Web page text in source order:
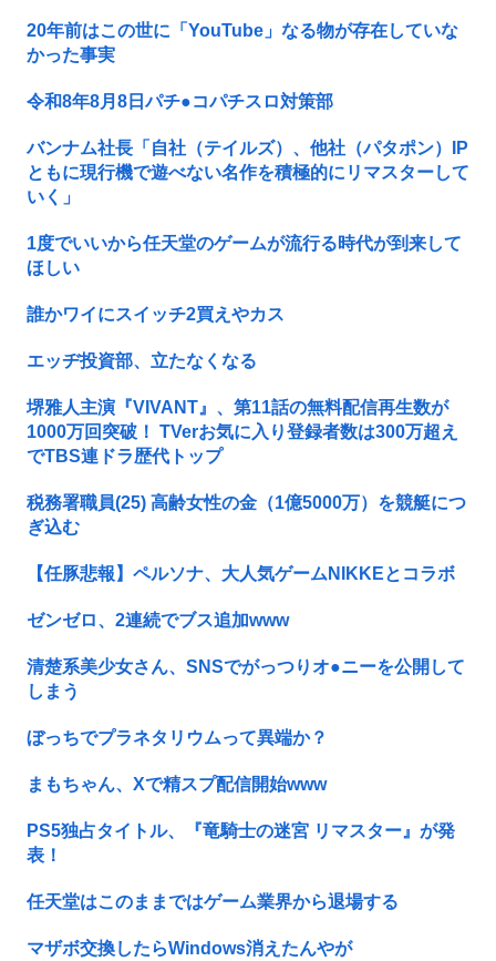
20年前はこの世に「YouTube」なる物が存在していな
かった事実
令和8年8月8日パチ●コパチスロ対策部
バンナム社長「自社（テイルズ）、他社（パタポン）IP
ともに現行機で遊べない名作を積極的にリマスターして
いく」
1度でいいから任天堂のゲームが流行る時代が到来して
ほしい
誰かワイにスイッチ2買えやカス
エッヂ投資部、立たなくなる
堺雅人主演『VIVANT』、第11話の無料配信再生数が
1000万回突破！ TVerお気に入り登録者数は300万超え
でTBS連ドラ歴代トップ
税務署職員(25) 高齢女性の金（1億5000万）を競艇につ
ぎ込む
【任豚悲報】ペルソナ、大人気ゲームNIKKEとコラボ
ゼンゼロ、2連続でブス追加www
清楚系美少女さん、SNSでがっつりオ●ニーを公開して
しまう
ぼっちでプラネタリウムって異端か？
まもちゃん、Xで精スプ配信開始www
PS5独占タイトル、『竜騎士の迷宮 リマスター』が発
表！
任天堂はこのままではゲーム業界から退場する
マザボ交換したらWindows消えたんやが